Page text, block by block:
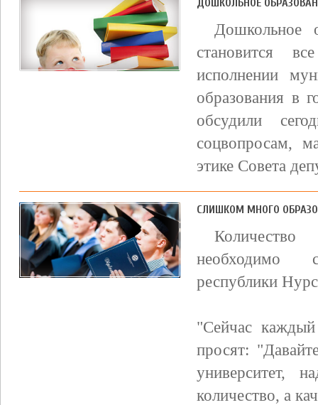
ДОШКОЛЬНОЕ
Дошкольное
становится
исполнении
образования в
обсудили
соцвопросам,
этике Совета
СЛИШКОМ МНОГО
необходимо
республики
"Сейчас
просят:
университет,
количество, а